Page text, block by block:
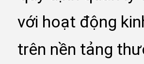
với hoạt động
trên nền tảng